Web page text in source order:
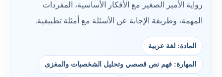
رواية الأمير الصغير مع الأفكار الأساسية، المفردات
المهمة، وطريقة الإجابة عن الأسئلة مع أمثلة تطبيقية.
المادة: لغة عربية
المهارة: فهم نص قصصي وتحليل الشخصيات والمغزى